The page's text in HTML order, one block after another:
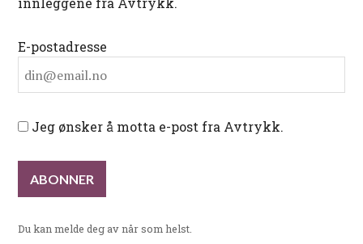
E-postadresse
Jeg ønsker å motta e-post fra Avtrykk.
Du kan melde deg av når som helst.